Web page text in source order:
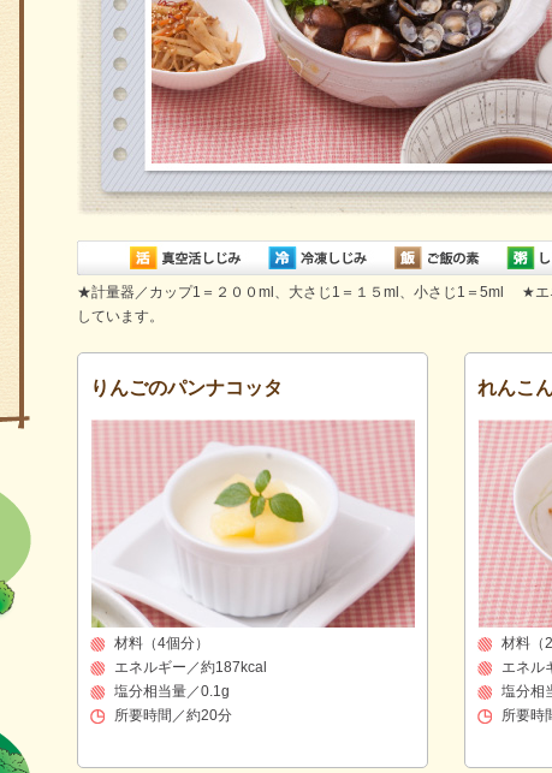
★計量器／カップ1＝２００ml、大さじ1＝１５ml、小さじ1＝5ml ★
しています。
りんごのパンナコッタ
材料（4個分）
エネルギー／約187kcal
塩分相当量／0.1g
所要時間／約20分
れんこ
材料（2
エネル
塩分相
所要時